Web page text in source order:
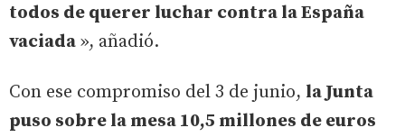
todos de querer luchar contra la España
vaciada », añadió.
Con ese compromiso del 3 de junio, la Junta
puso sobre la mesa 10,5 millones de euros